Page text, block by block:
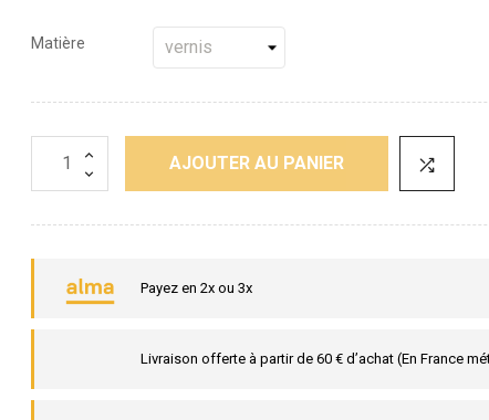
Matière
AJOUTER AU PANIER
Payez en 2x ou 3x
Livraison offerte à partir de 60 € d’achat (En France